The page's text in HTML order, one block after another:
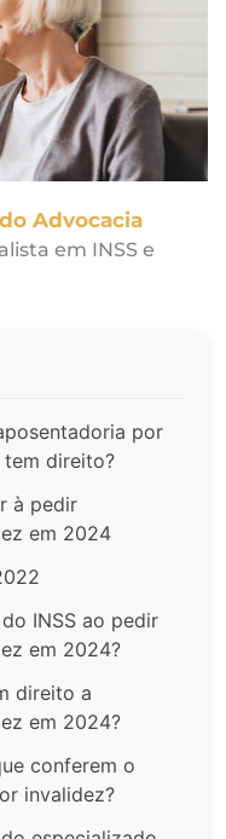
Advocacia
em INSS e
por
tem direito?
à pedir
em 2024
INSS ao pedir
em 2024?
direito a
em 2024?
conferem o
invalidez?